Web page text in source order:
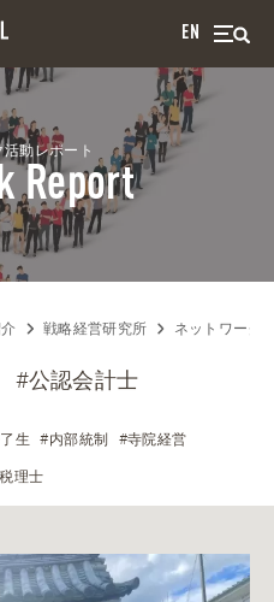
EN
動レポート
Report
戦略経営研究所 ネットワーク
#公認会計士
生 #内部統制 #寺院経営
理士